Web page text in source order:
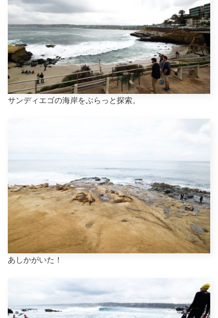
サンディエゴの海岸をぶらっと探索。
あしかがいた！